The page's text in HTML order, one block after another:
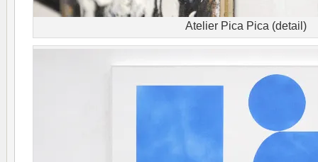
Atelier Pica Pica (detail)